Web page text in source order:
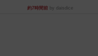
約7時間前by daisdice